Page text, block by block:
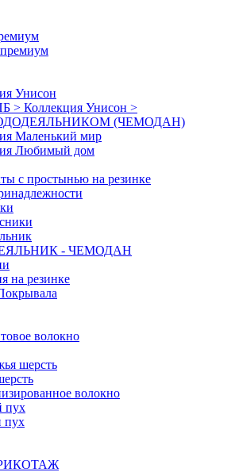
Унисон
> Коллекция Унисон >
(ЧЕМОДАН)
Маленький мир
Любимый дом
с простынью на резинке
- ЧЕМОДАН
на резинке
волокно
шерсть
волокно
пух
пух